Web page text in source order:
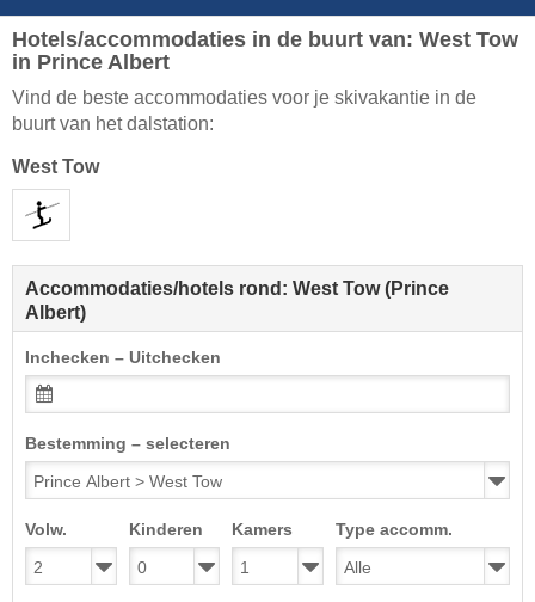
Hotels/accommodaties in de buurt van: West Tow
in Prince Albert
Vind de beste accommodaties voor je skivakantie in de
buurt van het dalstation:
West Tow
Accommodaties/hotels rond: West Tow (Prince
Albert)
Inchecken – Uitchecken
Bestemming – selecteren
Volw. Kinderen Kamers Type accomm.